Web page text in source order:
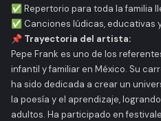
✅ Repertorio para toda la familia
✅ Canciones lúdicas, educativas
📌 Trayectoria del artista:
Pepe Frank es uno de los
infantil y familiar en México. Su
ha sido dedicada a crear un
la poesía y el aprendizaje,
adultos. Ha participado en